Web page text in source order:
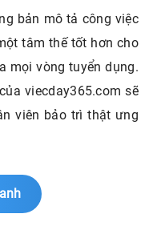
bản mô tả công việc
tâm thế tốt hơn cho
mọi vòng tuyển dụng.
viecday365.com sẽ
viên bảo trì thật ưng